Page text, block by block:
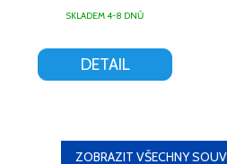
SKLADEM 4-8 DNŮ
DETAIL
ZOBRAZIT VŠECHNY